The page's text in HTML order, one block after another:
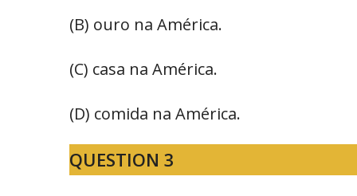
(B) ouro na América.
(C) casa na América.
(D) comida na América.
QUESTION 3